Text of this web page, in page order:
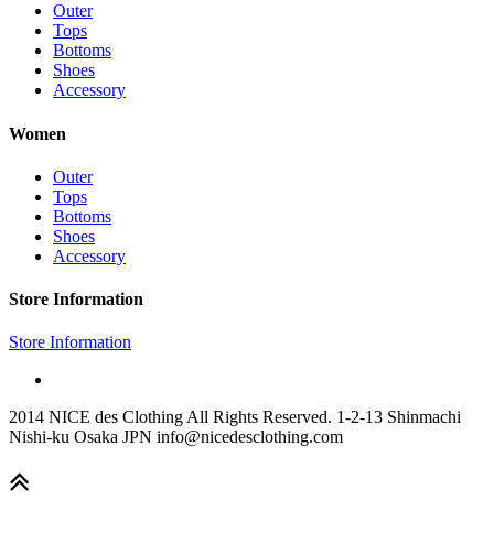
Outer
Tops
Bottoms
Shoes
Accessory
Women
Outer
Tops
Bottoms
Shoes
Accessory
Store Information
Store Information
2014 NICE des Clothing All Rights Reserved. 1-2-13 Shinmachi
Nishi-ku Osaka JPN info@nicedesclothing.com